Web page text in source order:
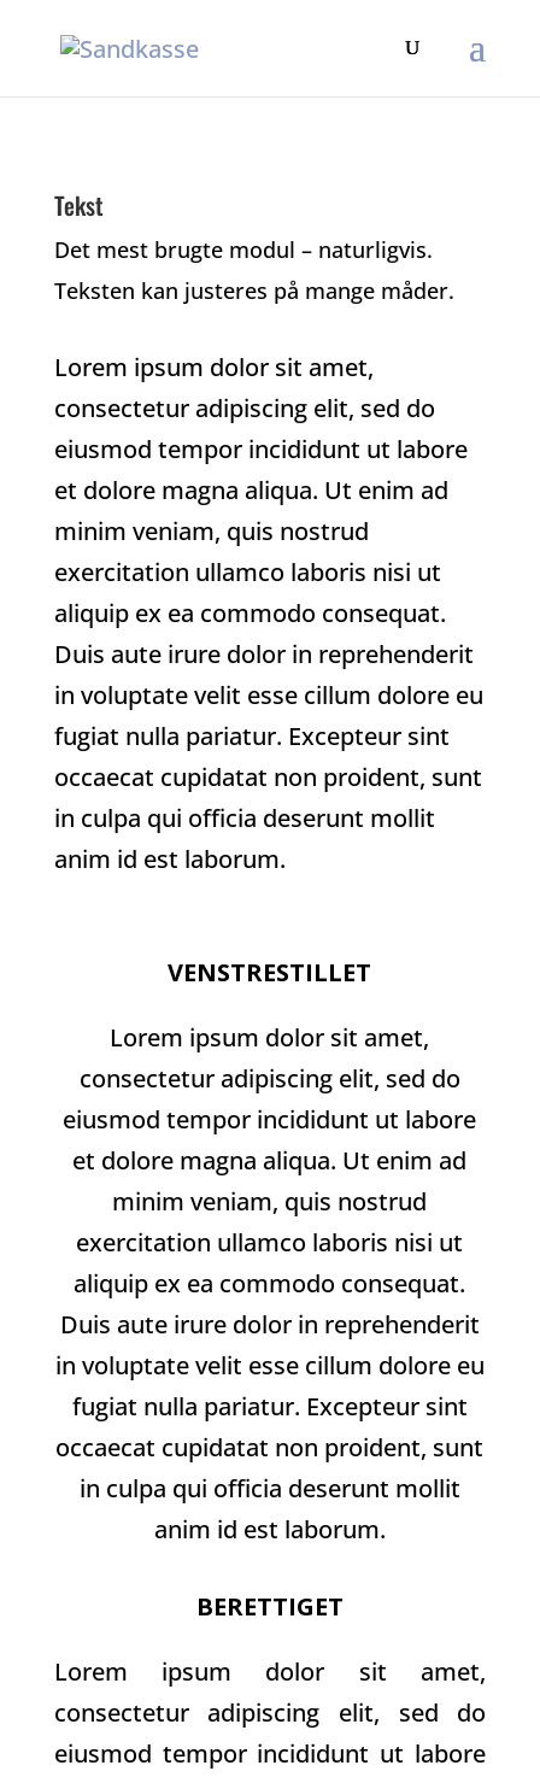
Tekst
Det mest brugte modul – naturligvis.
Teksten kan justeres på mange måder.
Lorem ipsum dolor sit amet,
consectetur adipiscing elit, sed do
eiusmod tempor incididunt ut labore
et dolore magna aliqua. Ut enim ad
minim veniam, quis nostrud
exercitation ullamco laboris nisi ut
aliquip ex ea commodo consequat.
Duis aute irure dolor in reprehenderit
in voluptate velit esse cillum dolore eu
fugiat nulla pariatur. Excepteur sint
occaecat cupidatat non proident, sunt
in culpa qui officia deserunt mollit
anim id est laborum.
VENSTRESTILLET
Lorem ipsum dolor sit amet,
consectetur adipiscing elit, sed do
eiusmod tempor incididunt ut labore
et dolore magna aliqua. Ut enim ad
minim veniam, quis nostrud
exercitation ullamco laboris nisi ut
aliquip ex ea commodo consequat.
Duis aute irure dolor in reprehenderit
in voluptate velit esse cillum dolore eu
fugiat nulla pariatur. Excepteur sint
occaecat cupidatat non proident, sunt
in culpa qui officia deserunt mollit
anim id est laborum.
BERETTIGET
Lorem ipsum dolor sit amet,
consectetur adipiscing elit, sed do
eiusmod tempor incididunt ut labore